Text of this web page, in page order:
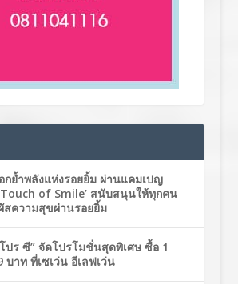
ย้ำพลังแห่งรอยยิ้ม ผ่านแคมเปญ
Touch of Smile’ สนับสนุนให้ทุกคน
สความสุขผ่านรอยยิ้ม
ปร ซี” จัดโปรโมชั่นสุดพิเศษ ซื้อ 1
บาท ที่เซเว่น อีเลฟเว่น